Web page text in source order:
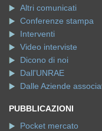
Altri comunicati
Conferenze stampa
Interventi
Video interviste
Dicono di noi
Dall'UNRAE
Dalle Aziende
PUBBLICAZIONI
Pocket mercato